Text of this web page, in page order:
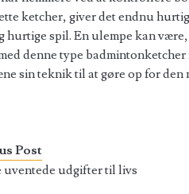
ketcher, giver det endnu
hurtige spil. En ulempe kan være,
denne type
sin teknik til at gøre op for den
Post
uventede udgifter til livs